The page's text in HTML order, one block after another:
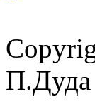
П.Дуда